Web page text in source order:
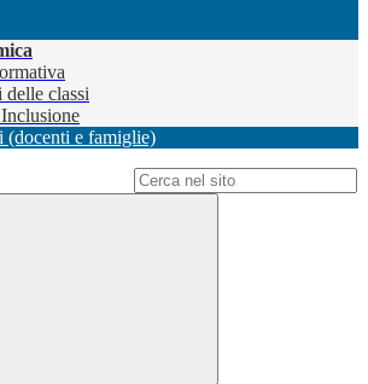
delle classi
(docenti e famiglie)